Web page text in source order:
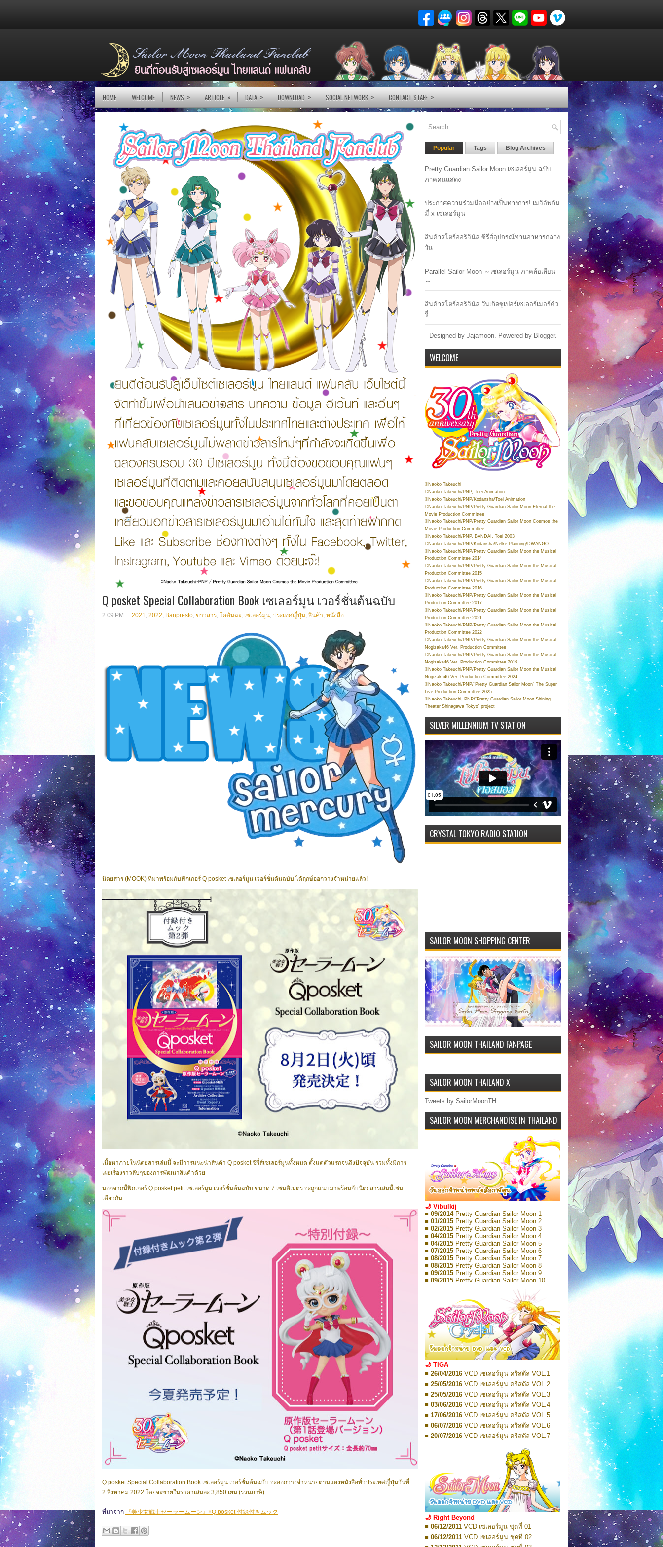
HOME WELCOME NEWS » ARTICLE » DATA » DOWNLOAD » SOCIAL NETWORK » CONTACT STAFF »
Q posket Special Collaboration Book เซเลอร์มูน เวอร์ชั่นต้นฉบับ
2:09 PM 2021, 2022, Banpresto, ข่าวสาร, โคดันฉะ, เซเลอร์มูน, ประเทศญี่ปุ่น, สินค้า, หนังสือ
นิตยสาร (MOOK) ที่มาพร้อมกับฟิกเกอร์ Q posket เซเลอร์มูน เวอร์ชั่นต้นฉบับ ได้ฤกษ์ออกวางจำหน่ายแล้ว!
เนื้อหาภายในนิตยสารเล่มนี้ จะมีการแนะนำสินค้า Q posket ซีรี่ส์เซเลอร์มูนทั้งหมด ตั้งแต่ตัวแรกจนถึงปัจจุบัน รวมทั้งมีการ
เผยเรื่องราวลับๆของการพัฒนาสินค้าด้วย
นอกจากนี้ฟิกเกอร์ Q posket petit เซเลอร์มูน เวอร์ชั่นต้นฉบับ ขนาด 7 เซนติเมตร จะถูกแนบมาพร้อมกับนิตยสารเล่มนี้เช่น
เดียวกัน
Q posket Special Collaboration Book เซเลอร์มูน เวอร์ชั่นต้นฉบับ จะออกวางจำหน่ายตามแผงหนังสือทั่วประเทศญี่ปุ่นวันที่
2 สิงหาคม 2022 โดยจะขายในราคาเล่มละ 3,850 เยน (รวมภาษี)
ที่มาจาก 『美少女戦士セーラームーン』×Q posket 付録付きムック
Popular Tags Blog Archives
Pretty Guardian Sailor Moon เซเลอร์มูน ฉบับ
ภาคคนแสดง
ประกาศความร่วมมืออย่างเป็นทางการ! เมจิอัพกัม
มี่ x เซเลอร์มูน
สินค้าสโตร์ออริจินัล ซีรีส์อุปกรณ์ทานอาหารกลาง
วัน
Parallel Sailor Moon ～เซเลอร์มูน ภาคล้อเลียน
～
สินค้าสโตร์ออริจินัล วันเกิดซูเปอร์เซเลอร์เมอร์คิว
รี่
Designed by Jajamoon. Powered by Blogger.
WELCOME
©Naoko Takeuchi
©Naoko Takeuchi/PNP, Toei Animation
©Naoko Takeuchi/PNP/Kodansha/Toei Animation
©Naoko Takeuchi/PNP/Pretty Guardian Sailor Moon Eternal the
Movie Production Committee
©Naoko Takeuchi/PNP/Pretty Guardian Sailor Moon Cosmos the
Movie Production Committee
©Naoko Takeuchi/PNP, BANDAI, Toei 2003
©Naoko Takeuchi/PNP/Kodansha/Nelke Planning/DWANGO
©Naoko Takeuchi/PNP/Pretty Guardian Sailor Moon the Musical
Production Committee 2014
©Naoko Takeuchi/PNP/Pretty Guardian Sailor Moon the Musical
Production Committee 2015
©Naoko Takeuchi/PNP/Pretty Guardian Sailor Moon the Musical
Production Committee 2016
©Naoko Takeuchi/PNP/Pretty Guardian Sailor Moon the Musical
Production Committee 2017
©Naoko Takeuchi/PNP/Pretty Guardian Sailor Moon the Musical
Production Committee 2021
©Naoko Takeuchi/PNP/Pretty Guardian Sailor Moon the Musical
Production Committee 2022
©Naoko Takeuchi/PNP/Pretty Guardian Sailor Moon the Musical
Nogizaka46 Ver. Production Committee
©Naoko Takeuchi/PNP/Pretty Guardian Sailor Moon the Musical
Nogizaka46 Ver. Production Committee 2019
©Naoko Takeuchi/PNP/Pretty Guardian Sailor Moon the Musical
Nogizaka46 Ver. Production Committee 2024
©Naoko Takeuchi/PNP/“Pretty Guardian Sailor Moon” The Super
Live Production Committee 2025
©Naoko Takeuchi, PNP/“Pretty Guardian Sailor Moon Shining
Theater Shinagawa Tokyo” project
SILVER MILLENNIUM TV STATION
CRYSTAL TOKYO RADIO STATION
SAILOR MOON SHOPPING CENTER
SAILOR MOON THAILAND FANPAGE
SAILOR MOON THAILAND X
Tweets by SailorMoonTH
SAILOR MOON MERCHANDISE IN THAILAND
🌙 Vibulkij
■ 09/2014 Pretty Guardian Sailor Moon 1
■ 01/2015 Pretty Guardian Sailor Moon 2
■ 02/2015 Pretty Guardian Sailor Moon 3
■ 04/2015 Pretty Guardian Sailor Moon 4
■ 04/2015 Pretty Guardian Sailor Moon 5
■ 07/2015 Pretty Guardian Sailor Moon 6
■ 08/2015 Pretty Guardian Sailor Moon 7
■ 08/2015 Pretty Guardian Sailor Moon 8
■ 09/2015 Pretty Guardian Sailor Moon 9
■ 09/2015 Pretty Guardian Sailor Moon 10
Pretty Guardian Sailor Moon 11
Pretty Guardian Sailor Moon 12
Pretty Guardian Sailor Moon Short
Stories 1
■ 09/2018Pretty Guardian Sailor Moon Short
Stories 2
■ 01/2022Pretty Guardian Sailor Moon Eternal
Edition 1
■ 01/2022Pretty Guardian Sailor Moon Eternal
Edition 2
■ 03/2022Pretty Guardian Sailor Moon Eternal
Edition 3
■ 03/2022Pretty Guardian Sailor Moon Eternal
Edition 4
■ 07/2022Pretty Guardian Sailor Moon Eternal
Edition 5
■ 07/2022Pretty Guardian Sailor Moon Eternal
Edition 6
Pretty Guardian Sailor Moon Eternal
Edition 7
■ 01/2023Pretty Guardian Sailor Moon Eternal
Pretty Guardian Sailor Moon Eternal
Pretty Guardian Sailor Moon Eternal
Edition 10
■ TBA 2026Code Name: Sailor V 1
■ TBA 2026Code Name: Sailor V 2
🌙 TIGA
■ 26/04/2016 VCD เซเลอร์มูน คริสตัล VOL.1
■ 25/05/2016 VCD เซเลอร์มูน คริสตัล VOL.2
■ 25/05/2016 VCD เซเลอร์มูน คริสตัล VOL.3
■ 03/06/2016 VCD เซเลอร์มูน คริสตัล VOL.4
■ 17/06/2016 VCD เซเลอร์มูน คริสตัล VOL.5
■ 06/07/2016 VCD เซเลอร์มูน คริสตัล VOL.6
■ 20/07/2016 VCD เซเลอร์มูน คริสตัล VOL.7
VCD เซเลอร์มูน คริสตัล VOL.9
VCD เซเลอร์มูน คริสตัล VOL.10
■ 10/08/2016
VCD เซเลอร์มูน คริสตัล VOL.11
■ 10/08/2016VCD เซเลอร์มูน คริสตัล VOL.12
■ 17/08/2016VCD เซเลอร์มูน คริสตัล VOL.13
■ 26/05/2016 DVD เซเลอร์มูน คริสตัล VOL.1
■ 08/07/2016DVD เซเลอร์มูน คริสตัล VOL.2
■ 19/08/2016 DVD เซเลอร์มูน คริสตัล VOL.3
■ 08/09/2016 DVD เซเลอร์มูน คริสตัล VOL.4
🌙 Right Beyond
■ 06/12/2011 VCD เซเลอร์มูน ชุดที่ 01
■ 06/12/2011 VCD เซเลอร์มูน ชุดที่ 02